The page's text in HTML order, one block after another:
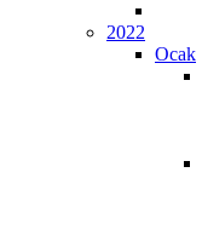
2022
Ocak